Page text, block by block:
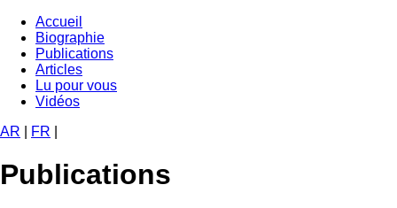
Aller
contenu
principal
Navigation
principale
Accueil
Biographie
Publications
Articles
Lu pour vous
Vidéos
AR
FR
Publications